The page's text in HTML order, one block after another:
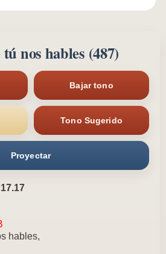
nos hables (487)
Bajar tono
Tono Sugerido
Proyectar
hables,